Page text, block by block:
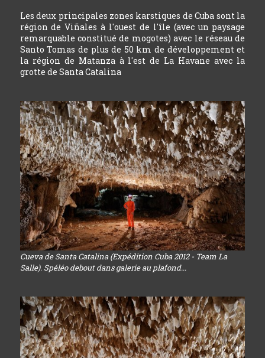
Les deux principales zones karstiques de Cuba sont la
région de Viñales à l'ouest de l'île (avec un paysage
remarquable constitué de mogotes) avec le réseau de
Santo Tomas de plus de 50 km de développement et
la région de Matanza à l'est de La Havane avec la
grotte de Santa Catalina
Cueva de Santa Catalina (Expédition Cuba 2012 - Team La
Salle). Spéléo debout dans galerie au plafond...